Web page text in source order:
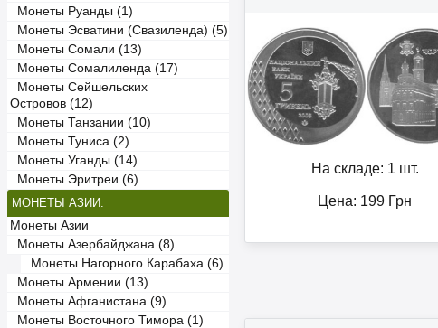
Монеты Руанды (1)
Монеты Эсватини (Свазиленда) (5)
Монеты Сомали (13)
Монеты Сомалиленда (17)
Монеты Сейшельских
Островов (12)
Монеты Танзании (10)
Монеты Туниса (2)
Монеты Уганды (14)
Монеты Эритреи (6)
МОНЕТЫ АЗИИ:
Монеты Азии
Монеты Азербайджана (8)
Монеты Нагорного Карабаха (6)
Монеты Армении (13)
Монеты Афганистана (9)
Монеты Восточного Тимора (1)
На складе: 1 шт.
Цена: 199 Грн